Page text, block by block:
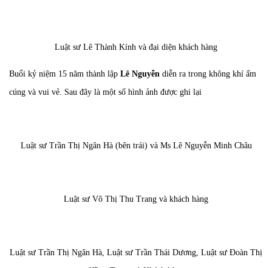
Luật sư Lê Thành Kính và đại diện khách hàng
Buổi kỷ niệm 15 năm thành lập Lê Nguyễn diễn ra trong không khí ấm
cúng và vui vẻ. Sau đây là một số hình ảnh được ghi lại
Luật sư Trần Thị Ngân Hà (bên trái) và Ms Lê Nguyễn Minh Châu
Luật sư Võ Thị Thu Trang và khách hàng
Luật sư Trần Thị Ngân Hà, Luật sư Trần Thái Dương, Luật sư Đoàn Thị